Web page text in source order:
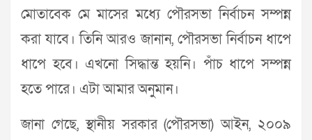
মোতাবেক মে মাসের মধ্যে পৌরসভা নির্বাচন সম্পন্ন
করা যাবে। তিনি আরও জানান, পৌরসভা নির্বাচন ধাপে
ধাপে হবে। এখনো সিদ্ধান্ত হয়নি। পাঁচ ধাপে সম্পন্ন
হতে পারে। এটা আমার অনুমান।
জানা গেছে, স্থানীয় সরকার (পৌরসভা) আইন, ২০০৯